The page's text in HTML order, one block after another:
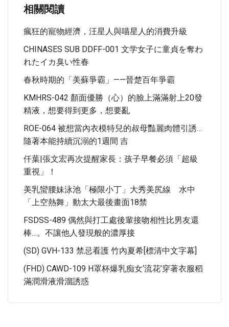
相關閱讀
瘋狂的寵物經濟，汪星人與喵星人的消費升級
CHINASES SUB DDFF-001 文学女子に童貞を奪わ
れたイカ臭い性春
春秋時期的「美蘇爭霸」——晉楚百年爭霸
KMHRS-042 顏面優勝（心）的臉上滿滿射上20發
精液，想要得到更多，想要亂
ROE-064 被想當內衣模特兒的叔母豔麗肉體引誘…
隨著本能持續沉溺的1週間 吉
仟葉|張文宏再次提醒家長：孩子早餐必須「超級
重視」！
美乳蠻腰妹泳池「極限小丁」大秀美尻線 水中
「上空熱舞」動太大最後畫面18禁
FSDSS-489 偶然與打工處後輩接吻相性比男友還
棒…。不讓他人發現般的濃厚接
(SD) GVH-133 禁忌看護 竹內夏希[標清中文字幕]
(FHD) CAWD-109 H罩杯爆乳痴女‘流花’穿著衣服稻
滿潤滑液滑溜誘惑